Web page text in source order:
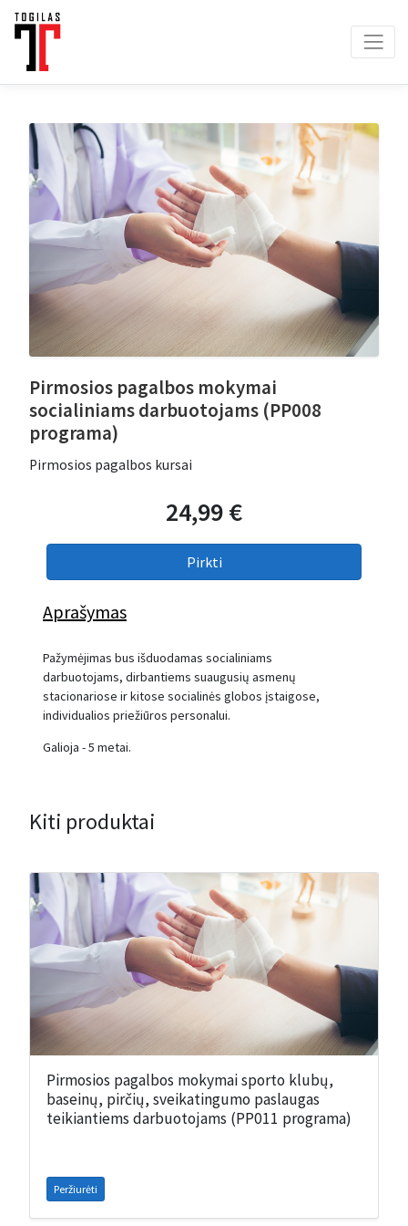
Pirmosios pagalbos mokymai
socialiniams darbuotojams (PP008
programa)
Pirmosios pagalbos kursai
24,99 €
Aprašymas
Pažymėjimas bus išduodamas socialiniams
darbuotojams, dirbantiems suaugusių asmenų
stacionariose ir kitose socialinės globos įstaigose,
individualios priežiūros personalui.
Galioja - 5 metai.
Kiti produktai
Pirmosios pagalbos mokymai sporto klubų,
baseinų, pirčių, sveikatingumo paslaugas
teikiantiems darbuotojams (PP011 programa)
Peržiurėti